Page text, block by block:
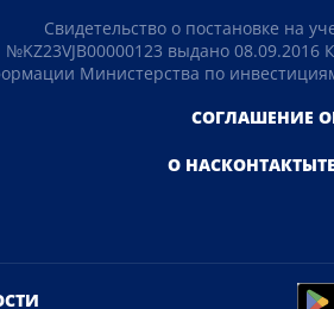
Свидетельство о постановке на
№KZ23VJB00000123 выдано
Министерства по
СОГЛАШЕНИЕ
О НАСКОНТАКТЫ